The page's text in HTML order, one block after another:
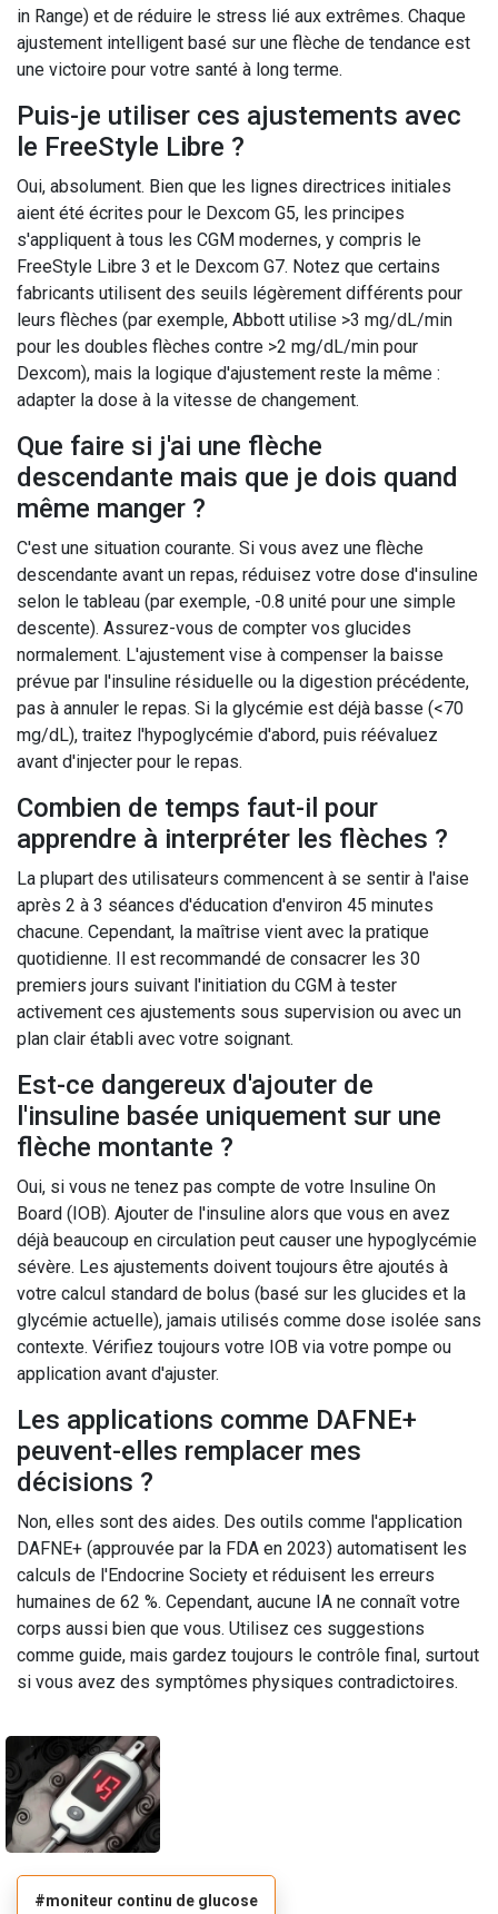
in Range) et de réduire le stress lié aux extrêmes. Chaque
ajustement intelligent basé sur une flèche de tendance est
une victoire pour votre santé à long terme.
Puis-je utiliser ces ajustements avec
le FreeStyle Libre ?
Oui, absolument. Bien que les lignes directrices initiales
aient été écrites pour le Dexcom G5, les principes
s'appliquent à tous les CGM modernes, y compris le
FreeStyle Libre 3 et le Dexcom G7. Notez que certains
fabricants utilisent des seuils légèrement différents pour
leurs flèches (par exemple, Abbott utilise >3 mg/dL/min
pour les doubles flèches contre >2 mg/dL/min pour
Dexcom), mais la logique d'ajustement reste la même :
adapter la dose à la vitesse de changement.
Que faire si j'ai une flèche
descendante mais que je dois quand
même manger ?
C'est une situation courante. Si vous avez une flèche
descendante avant un repas, réduisez votre dose d'insuline
selon le tableau (par exemple, -0.8 unité pour une simple
descente). Assurez-vous de compter vos glucides
normalement. L'ajustement vise à compenser la baisse
prévue par l'insuline résiduelle ou la digestion précédente,
pas à annuler le repas. Si la glycémie est déjà basse (<70
mg/dL), traitez l'hypoglycémie d'abord, puis réévaluez
avant d'injecter pour le repas.
Combien de temps faut-il pour
apprendre à interpréter les flèches ?
La plupart des utilisateurs commencent à se sentir à l'aise
après 2 à 3 séances d'éducation d'environ 45 minutes
chacune. Cependant, la maîtrise vient avec la pratique
quotidienne. Il est recommandé de consacrer les 30
premiers jours suivant l'initiation du CGM à tester
activement ces ajustements sous supervision ou avec un
plan clair établi avec votre soignant.
Est-ce dangereux d'ajouter de
l'insuline basée uniquement sur une
flèche montante ?
Oui, si vous ne tenez pas compte de votre Insuline On
Board (IOB). Ajouter de l'insuline alors que vous en avez
déjà beaucoup en circulation peut causer une hypoglycémie
sévère. Les ajustements doivent toujours être ajoutés à
votre calcul standard de bolus (basé sur les glucides et la
glycémie actuelle), jamais utilisés comme dose isolée sans
contexte. Vérifiez toujours votre IOB via votre pompe ou
application avant d'ajuster.
Les applications comme DAFNE+
peuvent-elles remplacer mes
décisions ?
Non, elles sont des aides. Des outils comme l'application
DAFNE+ (approuvée par la FDA en 2023) automatisent les
calculs de l'Endocrine Society et réduisent les erreurs
humaines de 62 %. Cependant, aucune IA ne connaît votre
corps aussi bien que vous. Utilisez ces suggestions
comme guide, mais gardez toujours le contrôle final, surtout
si vous avez des symptômes physiques contradictoires.
#moniteur continu de glucose